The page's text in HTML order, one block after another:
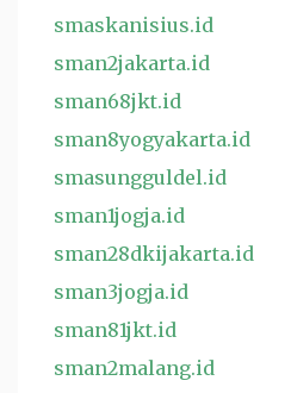
smaskanisius.id
sman2jakarta.id
sman68jkt.id
sman8yogyakarta.id
smasungguldel.id
sman1jogja.id
sman28dkijakarta.id
sman3jogja.id
sman81jkt.id
sman2malang.id